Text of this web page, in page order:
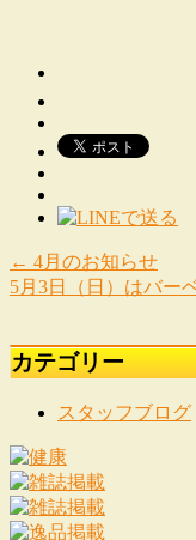
← 4月のお知らせ
5月3日（日）はバ
カテゴリー
スタッフブログ